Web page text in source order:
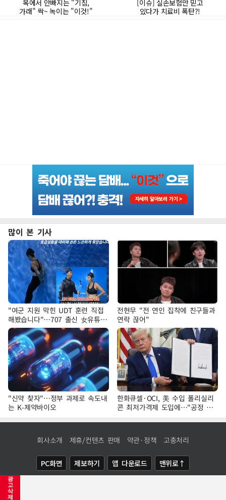
광
고
삭
제
많이 본 기사
"여군 지원 막힌 UDT 훈련 직접
해봤습니다"…707 출신 女유튜버
'완벽 소화'
전현무 "전 연인 집착에 친구들과
연락 끊어"
"신약 찾자"…정부 과제로 속도내
는 K-제약바이오
한화큐셀·OCI, 美 수입 폴리실리
콘 최저가격제 도입에…"공정 경
쟁·수익성 개선 환영"
회사소개 제휴/컨텐츠 판매 약관·정책 고충처리
PC화면 제보하기 앱 다운로드 맨위로↑